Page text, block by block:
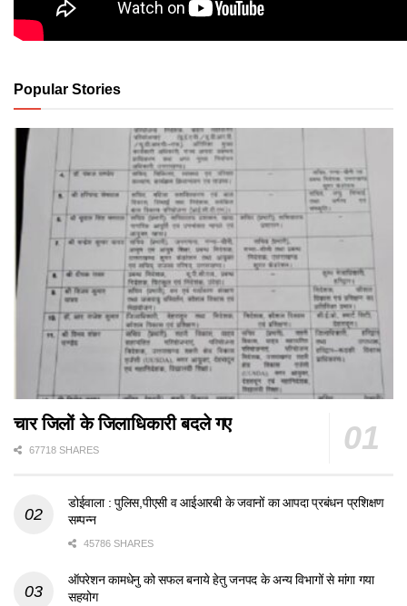
Popular Stories
चार जिलों के जिलाधिकारी बदले गए
67718 SHARES
डोईवाला : पुलिस,पीएसी व आईआरबी के जवानों का आपदा प्रबंधन प्रशिक्षण
सम्पन्न
45786 SHARES
ऑपरेशन कामधेनु को सफल बनाये हेतु जनपद के अन्य विभागों से मांगा गया
सहयोग